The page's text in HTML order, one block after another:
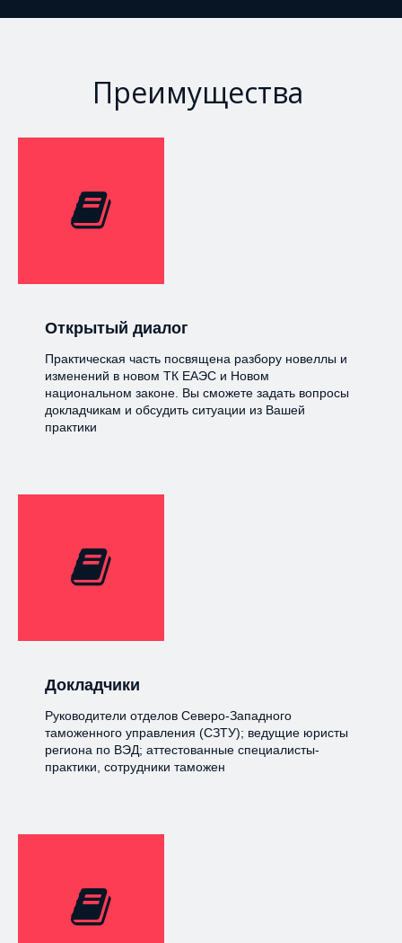
Преимущества
Открытый диалог
Практическая часть посвящена разбору новеллы и
изменений в новом ТК ЕАЭС и Новом
национальном законе. Вы сможете задать вопросы
докладчикам и обсудить ситуации из Вашей
практики
Докладчики
Руководители отделов Северо-Западного
таможенного управления (СЗТУ); ведущие юристы
региона по ВЭД; аттестованные специалисты-
практики, сотрудники таможен